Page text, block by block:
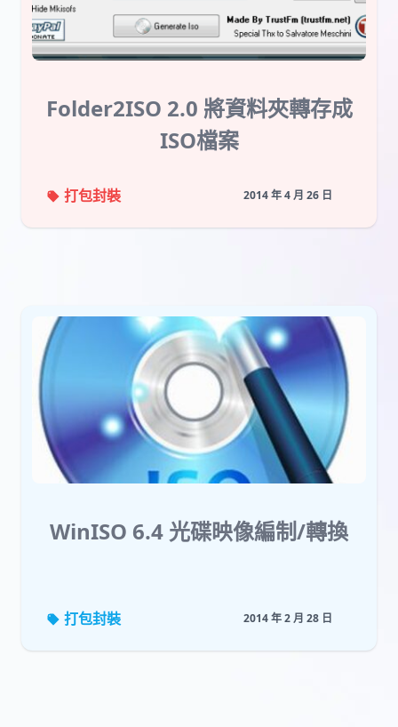
Folder2ISO 2.0 將資料夾轉存成
ISO檔案
打包封裝 2014 年 4 月 26 日
WinISO 6.4 光碟映像編制/轉換
打包封裝 2014 年 2 月 28 日